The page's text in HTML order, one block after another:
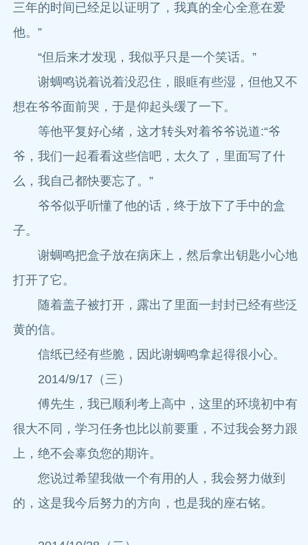
三年的时间已经足以证明了，我真的全心全意在爱
他。”
“但后来才发现，我似乎只是一个笑话。”
谢蜩鸣说着说着没忍住，眼眶有些湿，但他又不
想在爷爷面前哭，于是仰起头缓了一下。
等他平复好心绪，这才转头对着爷爷说道:“爷
爷，我们一起看看这些信吧，太久了，里面写了什
么，我自己都快要忘了。”
爷爷似乎听懂了他的话，终于放下了手中的盒
子。
谢蜩鸣把盒子放在病床上，然后拿出钥匙小心地
打开了它。
随着盖子被打开，露出了里面一封封已经有些泛
黄的信。
信纸已经有些脆，因此谢蜩鸣拿起得很小心。
2014/9/17（三）
傅先生，我已顺利考上高中，这里的环境初中有
很大不同，学习任务也比以前要重，不过我会努力跟
上，绝不会辜负您的期许。
您说过希望我做一个有用的人，我会努力做到
的，这是我今后努力的方向，也是我的座右铭。